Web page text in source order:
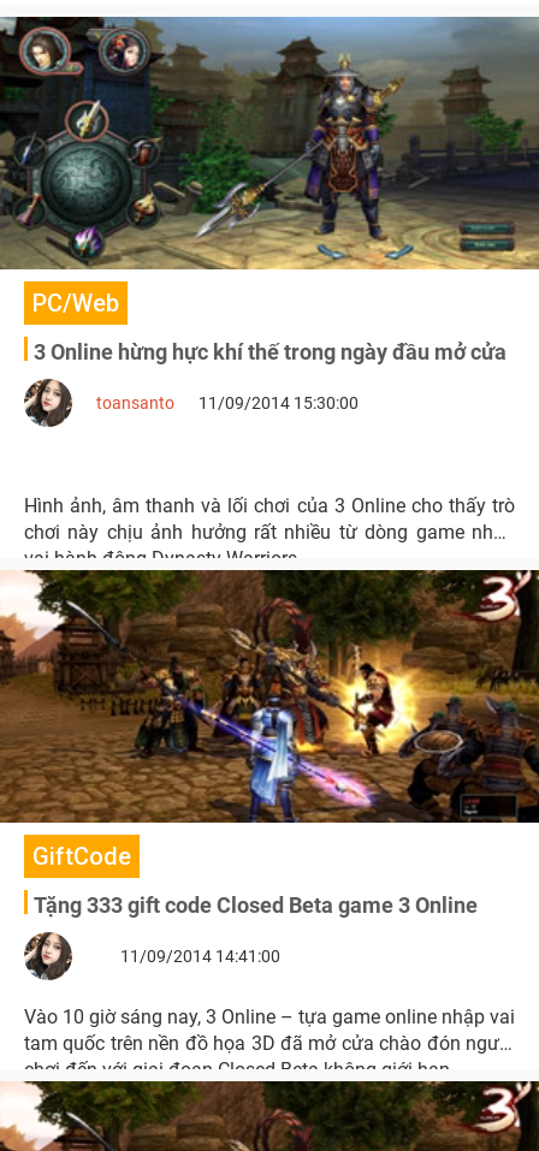
PC/Web
3 Online hừng hực khí thế trong ngày đầu mở cửa
toansanto 11/09/2014 15:30:00
Hình ảnh, âm thanh và lối chơi của 3 Online cho thấy trò
chơi này chịu ảnh hưởng rất nhiều từ dòng game nhập
vai hành động Dynasty Warriors.
GiftCode
Tặng 333 gift code Closed Beta game 3 Online
11/09/2014 14:41:00
Vào 10 giờ sáng nay, 3 Online – tựa game online nhập vai
tam quốc trên nền đồ họa 3D đã mở cửa chào đón người
chơi đến với giai đoạn Closed Beta không giới hạn.